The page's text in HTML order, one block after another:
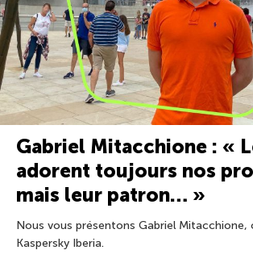
Gabriel Mitacchione : «
adorent toujours nos
mais leur patron… »
Nous vous présentons Gabriel Mitacchione,
Kaspersky Iberia.